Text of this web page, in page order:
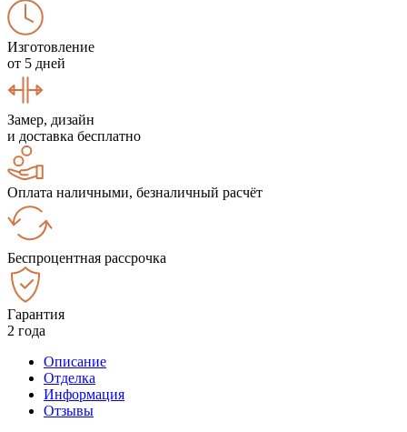
Изготовление
от 5 дней
Замер, дизайн
и доставка бесплатно
Оплата наличными, безналичный расчёт
Беспроцентная рассрочка
Гарантия
2 года
Описание
Отделка
Информация
Отзывы